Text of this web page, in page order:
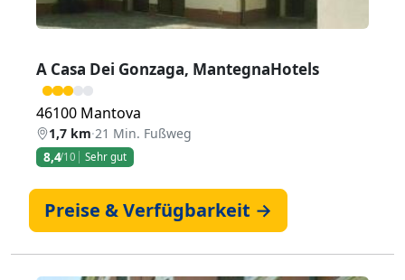
A Casa Dei Gonzaga, MantegnaHotels
46100 Mantova
1,7 km·21 Min. Fußweg
8,4/10 Sehr gut
Preise & Verfügbarkeit →